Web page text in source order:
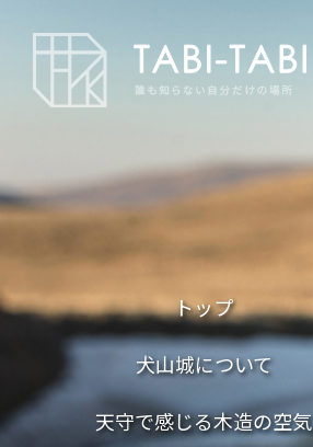
トップ
犬山城について
天守で感じる木造の空気